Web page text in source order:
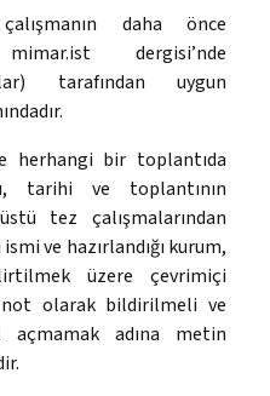
daha önce
dergisi’nde
tarafından uygun
herhangi bir toplantıda
tarihi ve toplantının
tez çalışmalarından
ve hazırlandığı kurum,
üzere çevrimiçi
not olarak bildirilmeli ve
adına metin